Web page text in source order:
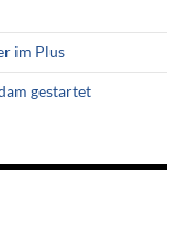
im Plus
gestartet